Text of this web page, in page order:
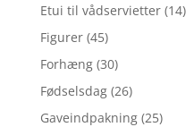
Etui til vådservietter (14)
Figurer (45)
Forhæng (30)
Fødselsdag (26)
Gaveindpakning (25)